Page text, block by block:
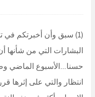
(1) سبق وأن أخبرتكم في
البشارات التي من
حسنا…الأسبوع الماضي
انتظار والتي على إثرها